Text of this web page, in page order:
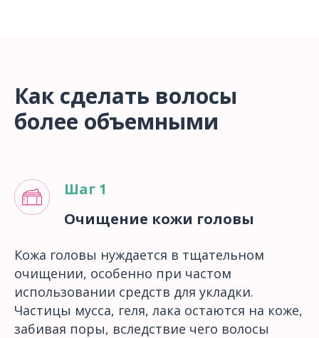
Как сделать волосы
более объемными
Шаг 1
Очищение кожи головы
Кожа головы нуждается в тщательном
очищении, особенно при частом
использовании средств для укладки.
Частицы мусса, геля, лака остаются на коже,
забивая поры, вследствие чего волосы